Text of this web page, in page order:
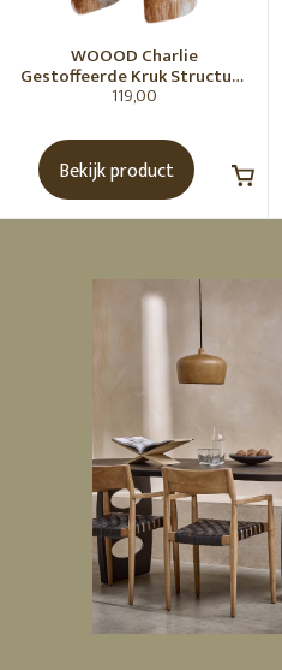
WOOOD Charlie
Gestoffeerde Kruk Structuur
Stof Karamelbruin [Fsc]
119,00
Bekijk product